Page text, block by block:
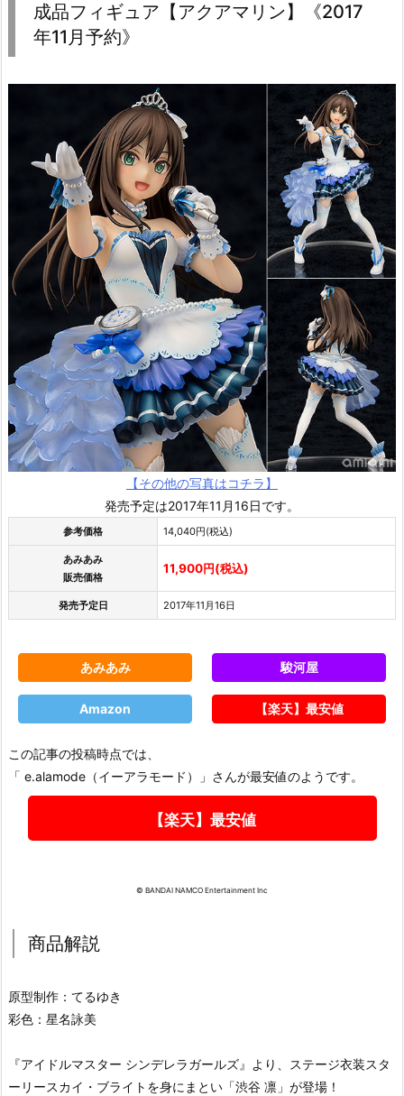
成品フィギュア【アクアマリン】《2017
年11月予約》
【その他の写真はコチラ】
発売予定は2017年11月16日です。
参考価格 14,040円(税込)
あみあみ
販売価格
11,900円(税込)
発売予定日 2017年11月16日
あみあみ 駿河屋
Amazon 【楽天】最安値
この記事の投稿時点では、
「 e.alamode（イーアラモード）」さんが最安値のようです。
【楽天】最安値
© BANDAI NAMCO Entertainment Inc
商品解説
原型制作：てるゆき
彩色：星名詠美
『アイドルマスター シンデレラガールズ』より、ステージ衣装スタ
ーリースカイ・ブライトを身にまとい「渋谷 凛」が登場！